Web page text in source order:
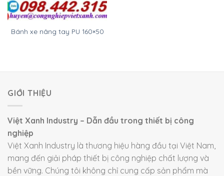
Bánh xe nâng tay PU 160×50
GIỚI THIỆU
Việt Xanh Industry – Dẫn đầu trong thiết bị công
nghiệp
Việt Xanh Industry là thương hiệu hàng đầu tại Việt Nam,
mang đến giải pháp thiết bị công nghiệp chất lượng và
bền vững. Chúng tôi không chỉ cung cấp sản phẩm mà